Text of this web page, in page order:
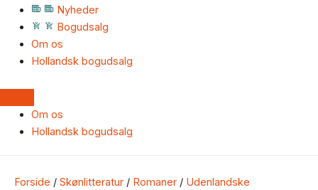
Nyheder
Bogudsalg
Om os
Hollandsk bogudsalg
Om os
Hollandsk bogudsalg
Forside / Skønlitteratur / Romaner / Udenlandske